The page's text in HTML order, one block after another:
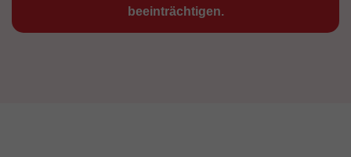
beeinträchtigen.